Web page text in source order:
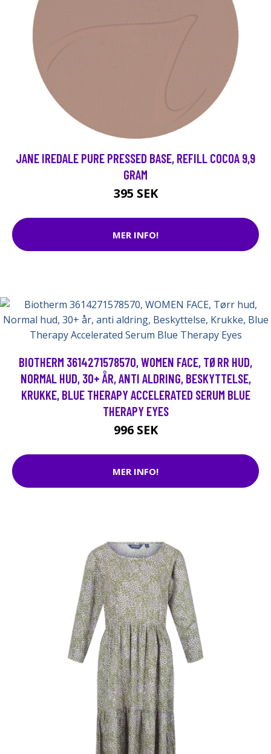
JANE IREDALE PURE PRESSED BASE, REFILL COCOA 9,9
GRAM
395 SEK
MER INFO!
BIOTHERM 3614271578570, WOMEN FACE, TØRR HUD,
NORMAL HUD, 30+ ÅR, ANTI ALDRING, BESKYTTELSE,
KRUKKE, BLUE THERAPY ACCELERATED SERUM BLUE
THERAPY EYES
996 SEK
MER INFO!